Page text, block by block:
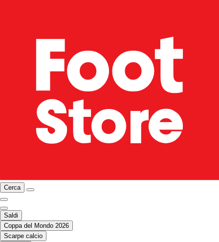
Cerca
Saldi
Coppa del Mondo 2026
Scarpe calcio